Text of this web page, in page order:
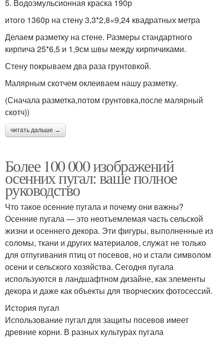
5. Водоэмульсионная краска 190р
итого 1360р на стену 3,3*2,8=9,24 квадратных метра
Делаем разметку на стене. Размеры стандартного
кирпича 25*6,5 и 1,9см швы между кирпичиками.
Стену покрываем два раза грунтовкой.
Малярным скотчем оклеиваем нашу разметку.
(Сначала разметка,потом грунтовка,после малярный
скотч))
читать дальше →
Более 100 000 изображений
осенних пугал: ваше полное
руководство
Что такое осенние пугала и почему они важны?
Осенние пугала — это неотъемлемая часть сельской
жизни и осеннего декора. Эти фигуры, выполненные из
соломы, ткани и других материалов, служат не только
для отпугивания птиц от посевов, но и стали символом
осени и сельского хозяйства. Сегодня пугала
используются в ландшафтном дизайне, как элементы
декора и даже как объекты для творческих фотосессий.
История пугал
Использование пугал для защиты посевов имеет
древние корни. В разных культурах пугала